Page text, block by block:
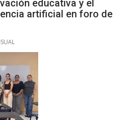
r
educativa y el
artificial en foro de